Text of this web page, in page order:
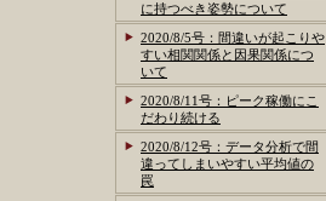
に持つべき姿勢について
2020/8/5号：間違いが起こりや
すい相関関係と因果関係につ
いて
2020/8/11号：ピーク稼働にこ
だわり続ける
2020/8/12号：データ分析で間
違ってしまいやすい平均値の
罠